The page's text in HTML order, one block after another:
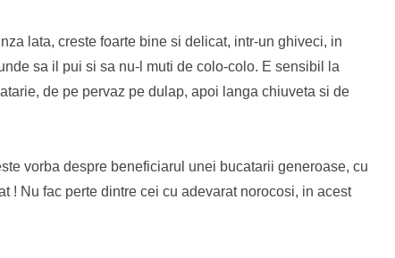
lata, creste foarte bine si delicat, intr-un ghiveci, in
sa il pui si sa nu-l muti de colo-colo. E sensibil la
de pe pervaz pe dulap, apoi langa chiuveta si de
vorba despre beneficiarul unei bucatarii generoase, cu
! Nu fac perte dintre cei cu adevarat norocosi, in acest